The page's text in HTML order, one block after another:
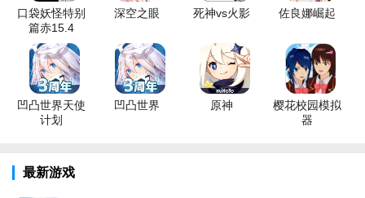
口袋妖怪特别
篇赤15.4
深空之眼 死神vs火影 佐良娜崛起
凹凸世界天使
计划
凹凸世界 原神
樱花校园模拟
器
最新游戏